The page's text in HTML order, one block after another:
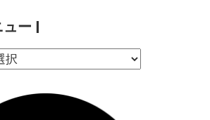
ュー |